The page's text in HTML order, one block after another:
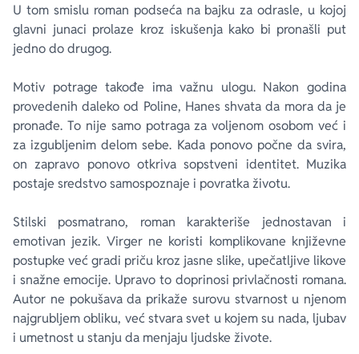
U tom smislu roman podseća na bajku za odrasle, u kojoj
glavni junaci prolaze kroz iskušenja kako bi pronašli put
jedno do drugog.
Motiv potrage takođe ima važnu ulogu. Nakon godina
provedenih daleko od Poline, Hanes shvata da mora da je
pronađe. To nije samo potraga za voljenom osobom već i
za izgubljenim delom sebe. Kada ponovo počne da svira,
on zapravo ponovo otkriva sopstveni identitet. Muzika
postaje sredstvo samospoznaje i povratka životu.
Stilski posmatrano, roman karakteriše jednostavan i
emotivan jezik. Virger ne koristi komplikovane književne
postupke već gradi priču kroz jasne slike, upečatljive likove
i snažne emocije. Upravo to doprinosi privlačnosti romana.
Autor ne pokušava da prikaže surovu stvarnost u njenom
najgrubljem obliku, već stvara svet u kojem su nada, ljubav
i umetnost u stanju da menjaju ljudske živote.